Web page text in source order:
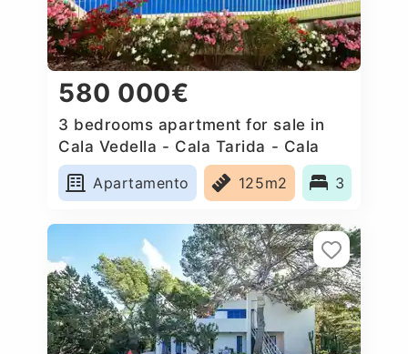
580 000€
3 bedrooms apartment for sale in
Cala Vedella - Cala Tarida - Cala
Conta, Spain
Apartamento
125m2 3